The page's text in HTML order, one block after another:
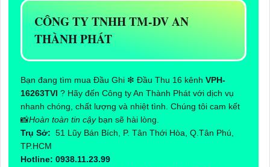
CÔNG TY TNHH TM-DV AN
THÀNH PHÁT
Bạn đang tìm mua Đầu Ghi ❇ Đầu Thu 16 kênh VPH-
16263TVI ? Hãy đến Công ty An Thành Phát với dịch vụ
nhanh chóng, chất lượng và nhiệt tình. Chúng tôi cam kết
📸Hoàn toàn tin cậybạn sẽ hài lòng.
Trụ Sở: 51 Lũy Bán Bích, P. Tân Thới Hòa, Q.Tân Phú,
TP.HCM
Hotline: 0938.11.23.99